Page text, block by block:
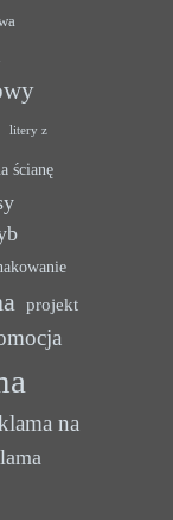
litery z
ścianę
projekt
na